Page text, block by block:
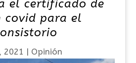
el certificado de
covid para el
2021 | Opinión